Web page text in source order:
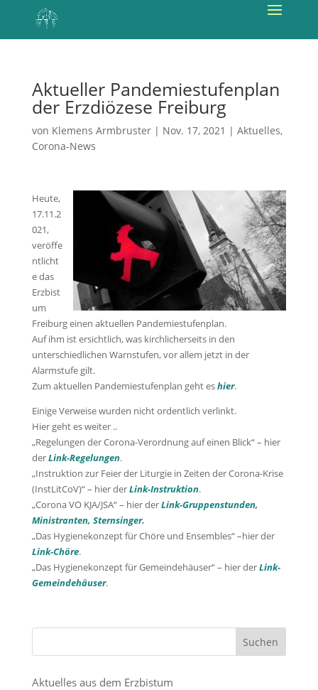
Aktueller Pandemiestufenplan
der Erzdiözese Freiburg
von Klemens Armbruster| Nov. 17, 2021 | Aktuelles,
Corona-News
Heute,
17.11.2
021,
veröffe
ntlicht
e das
Erzbist
um
Freiburg einen aktuellen Pandemiestufenplan.
Auf ihm ist ersichtlich, was kirchlicherseits in den
unterschiedlichen Warnstufen, vor allem jetzt in der
Alarmstufe gilt.
Zum aktuellen Pandemiestufenplan geht eshier.
Einige Verweise wurden nicht ordentlich verlinkt.
Hier geht es weiter ..
„Regelungen der Corona-Verordnung auf einen Blick“ – hier
derLink-Regelungen.
„Instruktion zur Feier der Liturgie in Zeiten der Corona-Krise
(InstLitCoV)“ – hier derLink-Instruktion.
„Corona VO KJA/JSA“ – hier derLink-Gruppenstunden,
Ministranten, Sternsinger.
„Das Hygienekonzept für Chöre und Ensembles“ –hier der
Link-Chöre.
„Das Hygienekonzept für Gemeindehäuser“ – hier derLink-
Gemeindehäuser.
Aktuelles aus dem Erzbistum